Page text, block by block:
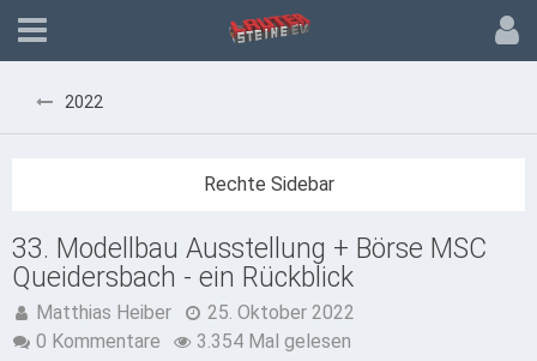
2022
33. Modellbau Ausstellung + Börse MSC
Queidersbach - ein Rückblick
Matthias Heiber
25. Oktober 2022
0 Kommentare
3.354 Mal gelesen